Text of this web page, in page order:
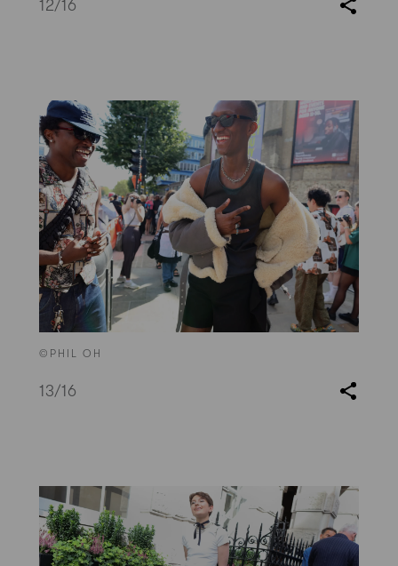
12/16
©PHIL OH
13/16